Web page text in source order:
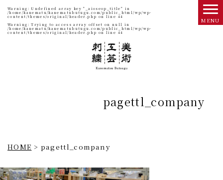
Warning : Undefined array key "_aioseop_title" in
/home/kanematu/kanematubutugu.com/public_html/wp/wp-
content/themes/original/header.php on line 44
Warning : Trying to access array offset on null in
/home/kanematu/kanematubutugu.com/public_html/wp/wp-
content/themes/original/header.php on line 44
pagettl_company
HOME > pagettl_company